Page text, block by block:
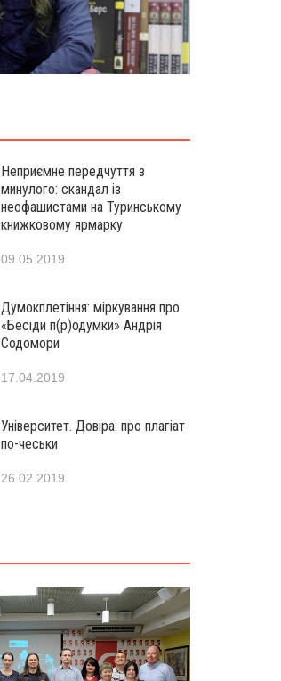
Неприємне передчуття з
минулого: скандал із
неофашистами на Туринському
книжковому ярмарку
09.05.2019
Думокплетіння: міркування про
«Бесіди п(р)одумки» Андрія
Содомори
17.04.2019
Університет. Довіра: про плагіат
по-чеськи
26.02.2019